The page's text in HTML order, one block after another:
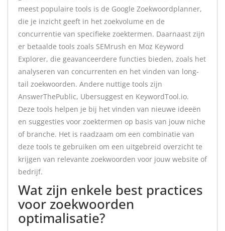
meest populaire tools is de Google Zoekwoordplanner,
die je inzicht geeft in het zoekvolume en de
concurrentie van specifieke zoektermen. Daarnaast zijn
er betaalde tools zoals SEMrush en Moz Keyword
Explorer, die geavanceerdere functies bieden, zoals het
analyseren van concurrenten en het vinden van long-
tail zoekwoorden. Andere nuttige tools zijn
AnswerThePublic, Ubersuggest en KeywordTool.io.
Deze tools helpen je bij het vinden van nieuwe ideeën
en suggesties voor zoektermen op basis van jouw niche
of branche. Het is raadzaam om een combinatie van
deze tools te gebruiken om een uitgebreid overzicht te
krijgen van relevante zoekwoorden voor jouw website of
bedrijf.
Wat zijn enkele best practices
voor zoekwoorden
optimalisatie?